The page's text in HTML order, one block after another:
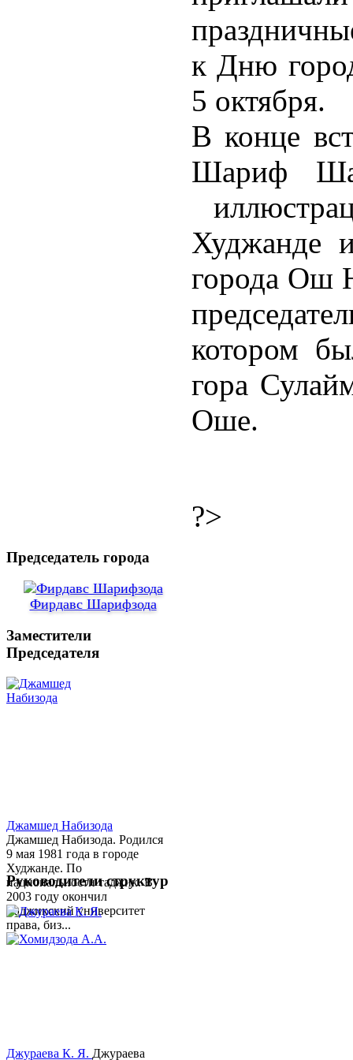
к Дню
5 октября.
В конце
Шариф
Худжанде
города Ош
котором
гора
Оше.
?>
Председатель города
Фирдавс Шарифзода
Заместители
Председателя
Джамшед Набизода
Джамшед Набизода. Родился
9 мая 1981 года в городе
Худжанде. По
национальности таджик. В
2003 году окончил
Таджикский университет
права, биз...
Руководители структур
Джураева К. Я. Джураева